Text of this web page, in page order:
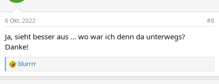
6 Okt. 2022 #8
Ja, sieht besser aus ... wo war ich denn da unterwegs?
Danke!
R
e
blurrrr